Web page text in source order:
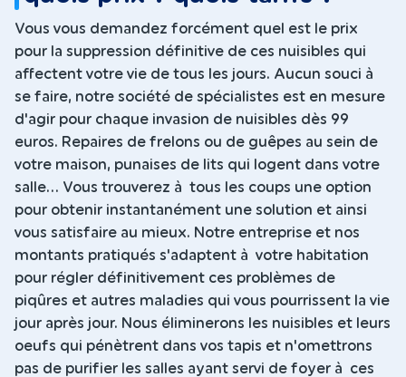
Vous vous demandez forcément quel est le prix
pour la suppression définitive de ces nuisibles qui
affectent votre vie de tous les jours. Aucun souci à
se faire, notre société de spécialistes est en mesure
d'agir pour chaque invasion de nuisibles dès 99
euros. Repaires de frelons ou de guêpes au sein de
votre maison, punaises de lits qui logent dans votre
salle... Vous trouverez à tous les coups une option
pour obtenir instantanément une solution et ainsi
vous satisfaire au mieux. Notre entreprise et nos
montants pratiqués s'adaptent à votre habitation
pour régler définitivement ces problèmes de
piqûres et autres maladies qui vous pourrissent la vie
jour après jour. Nous éliminerons les nuisibles et leurs
oeufs qui pénètrent dans vos tapis et n'omettrons
pas de purifier les salles ayant servi de foyer à ces